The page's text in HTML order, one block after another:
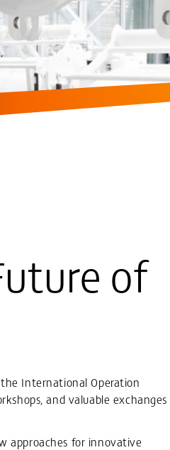
of
International Operation
and valuable exchanges
approaches for innovative